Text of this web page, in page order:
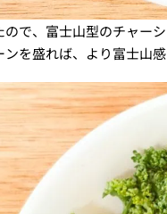
ので、富士山型のチャー
を盛れば、より富士山